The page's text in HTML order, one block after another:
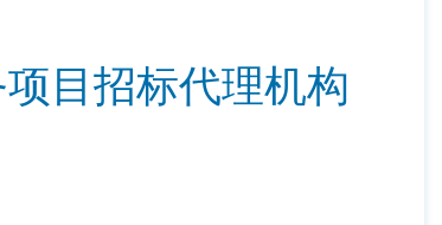
目招标代理机构